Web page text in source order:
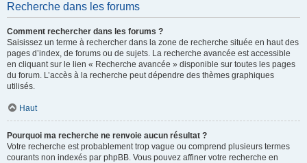
Recherche dans les forums
Comment rechercher dans les forums ?
Saisissez un terme à rechercher dans la zone de recherche située en haut des
pages d’index, de forums ou de sujets. La recherche avancée est accessible
en cliquant sur le lien « Recherche avancée » disponible sur toutes les pages
du forum. L’accès à la recherche peut dépendre des thèmes graphiques
utilisés.
Haut
Pourquoi ma recherche ne renvoie aucun résultat ?
Votre recherche est probablement trop vague ou comprend plusieurs termes
courants non indexés par phpBB. Vous pouvez affiner votre recherche en